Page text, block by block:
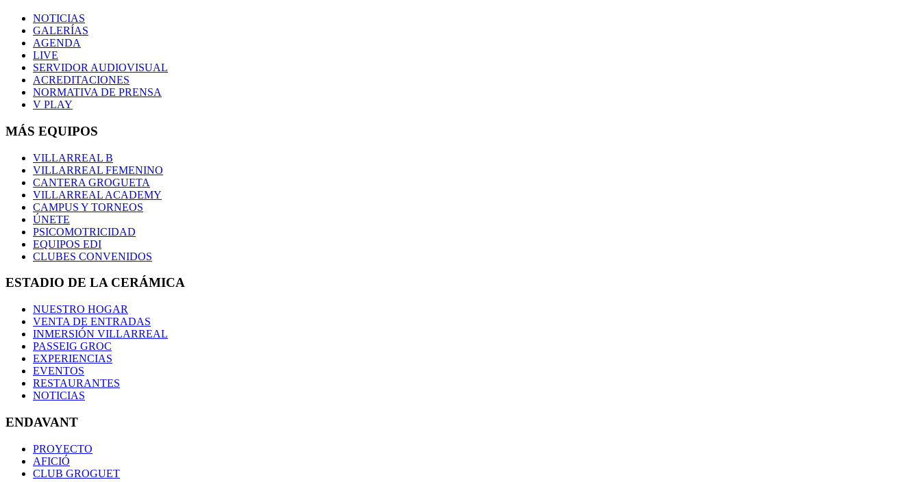
NOTICIAS
GALERÍAS
AGENDA
LIVE
SERVIDOR AUDIOVISUAL
ACREDITACIONES
NORMATIVA DE PRENSA
V PLAY
MÁS EQUIPOS
VILLARREAL B
VILLARREAL FEMENINO
CANTERA GROGUETA
VILLARREAL ACADEMY
CAMPUS Y TORNEOS
ÚNETE
PSICOMOTRICIDAD
EQUIPOS EDI
CLUBES CONVENIDOS
ESTADIO DE LA CERÁMICA
NUESTRO HOGAR
VENTA DE ENTRADAS
INMERSIÓN VILLARREAL
PASSEIG GROC
EXPERIENCIAS
EVENTOS
RESTAURANTES
NOTICIAS
ENDAVANT
PROYECTO
AFICIÓ
CLUB GROGUET